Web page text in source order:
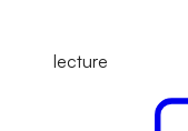
lecture